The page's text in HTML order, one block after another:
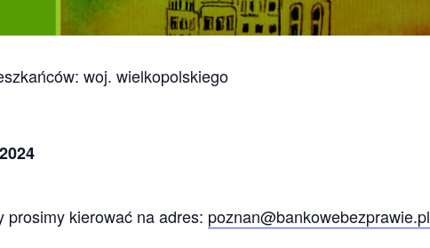
woj. wielkopolskiego
prosimy kierować na adres: poznan@bankowebezprawie.pl